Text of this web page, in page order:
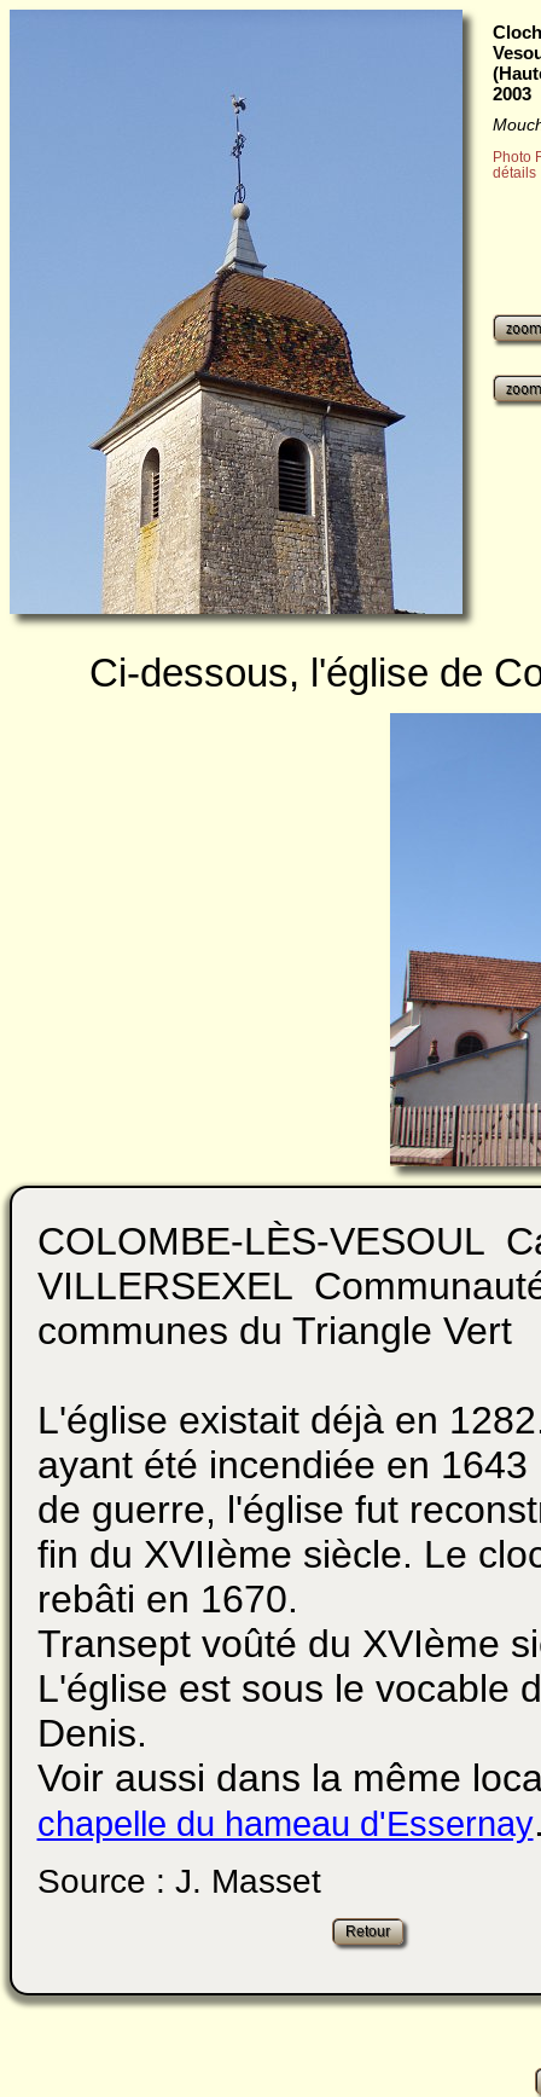
2003
Photo
détails
Ci-dessous, l'église de
COLOMBE-LÈS-VESOUL
VILLERSEXEL
communes du Triangle Vert
L'église existait déjà en
ayant été incendiée en 1643
de guerre, l'église fut
fin du XVIIème siècle. Le
rebâti en 1670.
Transept voûté du XVIème
L'église est sous le vocable
Denis.
Voir aussi dans la même
chapelle du hameau d'Essernay
Source : J. Masset